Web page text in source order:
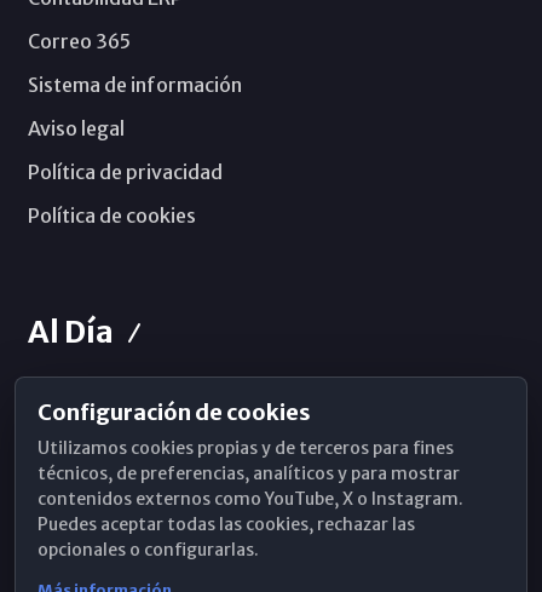
Correo 365
Sistema de información
Aviso legal
Política de privacidad
Política de cookies
Al Día
Horarios de Misa
Hemeroteca
WhatsApp
Configuración de cookies
Utilizamos cookies propias y de terceros para fines
técnicos, de preferencias, analíticos y para mostrar
contenidos externos como YouTube, X o Instagram.
Puedes aceptar todas las cookies, rechazar las
opcionales o configurarlas.